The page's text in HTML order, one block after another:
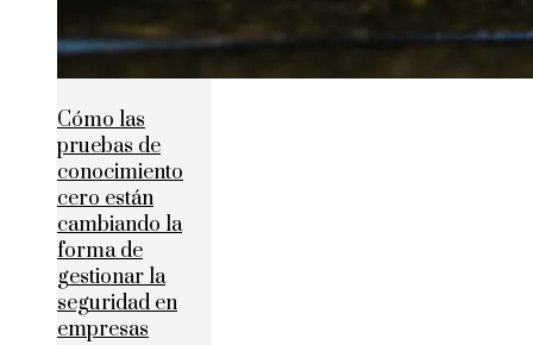
Cómo las
pruebas de
conocimiento
cero están
cambiando la
forma de
gestionar la
seguridad en
empresas